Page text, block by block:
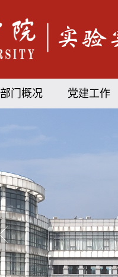
部门概况 党建工作